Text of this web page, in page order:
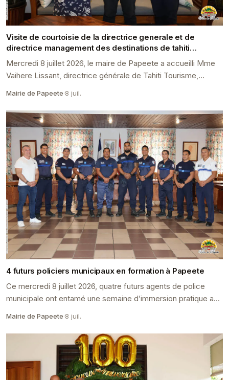
Visite de courtoisie de la directrice generale et de
directrice management des destinations de tahiti
tourisme
Mercredi 8 juillet 2026, le maire de Papeete a accueilli Mme
Vaihere Lissant, directrice générale de Tahiti Tourisme,
Mairie de Papeete·8 juil.
4 futurs policiers municipaux en formation à Papeete
Ce mercredi 8 juillet 2026, quatre futurs agents de police
municipale ont entamé une semaine d’immersion pratique au
Mairie de Papeete·8 juil.